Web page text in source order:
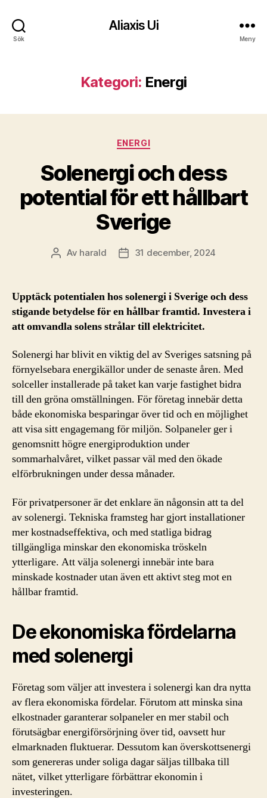
Sök
Aliaxis Ui
Meny
Kategori: Energi
Kategorier
ENERGI
Solenergi och dess
potential för ett hållbart
Sverige
Inläggsförfattare
Av harald Inläggsdatum
31 december, 2024
Upptäck potentialen hos solenergi i Sverige och dess
stigande betydelse för en hållbar framtid. Investera i
att omvandla solens strålar till elektricitet.
Solenergi har blivit en viktig del av Sveriges satsning på
förnyelsebara energikällor under de senaste åren. Med
solceller installerade på taket kan varje fastighet bidra
till den gröna omställningen. För företag innebär detta
både ekonomiska besparingar över tid och en möjlighet
att visa sitt engagemang för miljön. Solpaneler ger i
genomsnitt högre energiproduktion under
sommarhalvåret, vilket passar väl med den ökade
elförbrukningen under dessa månader.
För privatpersoner är det enklare än någonsin att ta del
av solenergi. Tekniska framsteg har gjort installationer
mer kostnadseffektiva, och med statliga bidrag
tillgängliga minskar den ekonomiska tröskeln
ytterligare. Att välja solenergi innebär inte bara
minskade kostnader utan även ett aktivt steg mot en
hållbar framtid.
De ekonomiska fördelarna
med solenergi
Företag som väljer att investera i solenergi kan dra nytta
av flera ekonomiska fördelar. Förutom att minska sina
elkostnader garanterar solpaneler en mer stabil och
förutsägbar energiförsörjning över tid, oavsett hur
elmarknaden fluktuerar. Dessutom kan överskottsenergi
som genereras under soliga dagar säljas tillbaka till
nätet, vilket ytterligare förbättrar ekonomin i
investeringen.